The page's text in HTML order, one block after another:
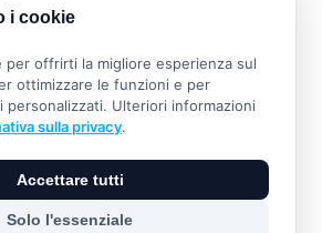
privacy
Alle Rechte vorbehalten
i cookie
per offrirti la migliore esperienza sul
ottimizzare le funzioni e per
Ulteriori informazioni
sulla privacy.
Accettare tutti
Solo l'essenziale